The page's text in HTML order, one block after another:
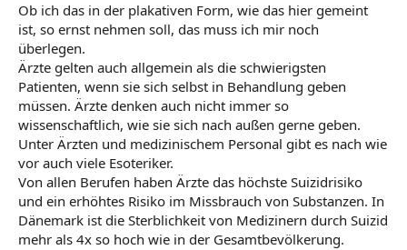
Ob ich das in der plakativen Form, wie das hier gemeint
ist, so ernst nehmen soll, das muss ich mir noch
überlegen.
Ärzte gelten auch allgemein als die schwierigsten
Patienten, wenn sie sich selbst in Behandlung geben
müssen. Ärzte denken auch nicht immer so
wissenschaftlich, wie sie sich nach außen gerne geben.
Unter Ärzten und medizinischem Personal gibt es nach wie
vor auch viele Esoteriker.
Von allen Berufen haben Ärzte das höchste Suizidrisiko
und ein erhöhtes Risiko im Missbrauch von Substanzen. In
Dänemark ist die Sterblichkeit von Medizinern durch Suizid
mehr als 4x so hoch wie in der Gesamtbevölkerung.